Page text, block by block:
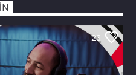
23